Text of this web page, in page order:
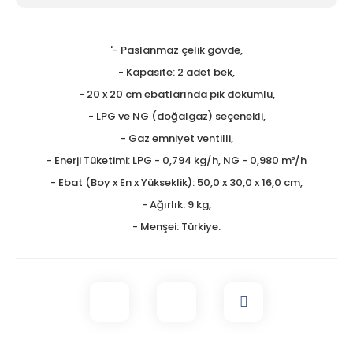
'- Paslanmaz çelik gövde,
- Kapasite: 2 adet bek,
- 20 x 20 cm ebatlarında pik dökümlü,
- LPG ve NG (doğalgaz) seçenekli,
- Gaz emniyet ventilli,
- Enerji Tüketimi: LPG - 0,794 kg/h, NG - 0,980 m³/h
- Ebat (Boy x En x Yükseklik): 50,0 x 30,0 x 16,0 cm,
- Ağırlık: 9 kg,
- Menşei: Türkiye.